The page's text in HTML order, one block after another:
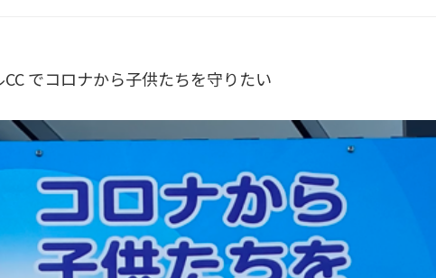
でコロナから子供たちを守りたい